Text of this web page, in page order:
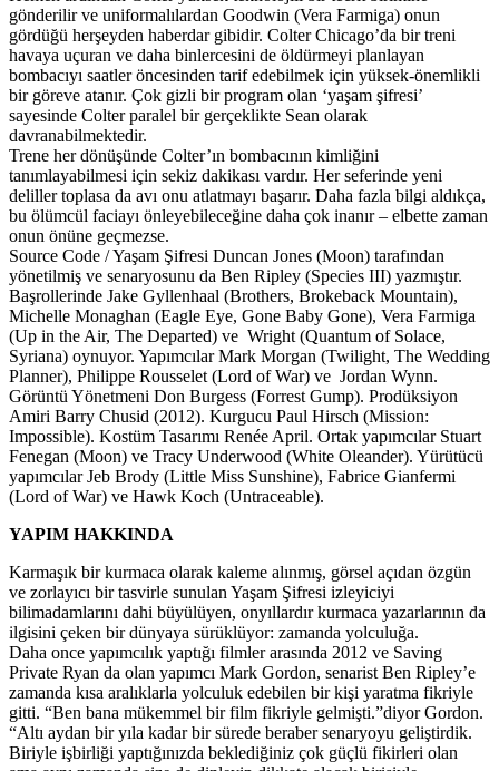
gönderilir ve uniformalılardan Goodwin (Vera Farmiga) onun
gördüğü herşeyden haberdar gibidir. Colter Chicago’da bir treni
havaya uçuran ve daha binlercesini de öldürmeyi planlayan
bombacıyı saatler öncesinden tarif edebilmek için yüksek-önemlikli
bir göreve atanır. Çok gizli bir program olan ‘yaşam şifresi’
sayesinde Colter paralel bir gerçeklikte Sean olarak
davranabilmektedir.
Trene her dönüşünde Colter’ın bombacının kimliğini
tanımlayabilmesi için sekiz dakikası vardır. Her seferinde yeni
deliller toplasa da avı onu atlatmayı başarır. Daha fazla bilgi aldıkça,
bu ölümcül faciayı önleyebileceğine daha çok inanır – elbette zaman
onun önüne geçmezse.
Source Code / Yaşam Şifresi Duncan Jones (Moon) tarafından
yönetilmiş ve senaryosunu da Ben Ripley (Species III) yazmıştır.
Başrollerinde Jake Gyllenhaal (Brothers, Brokeback Mountain),
Michelle Monaghan (Eagle Eye, Gone Baby Gone), Vera Farmiga
(Up in the Air, The Departed) ve Wright (Quantum of Solace,
Syriana) oynuyor. Yapımcılar Mark Morgan (Twilight, The Wedding
Planner), Philippe Rousselet (Lord of War) ve Jordan Wynn.
Görüntü Yönetmeni Don Burgess (Forrest Gump). Prodüksiyon
Amiri Barry Chusid (2012). Kurgucu Paul Hirsch (Mission:
Impossible). Kostüm Tasarımı Renée April. Ortak yapımcılar Stuart
Fenegan (Moon) ve Tracy Underwood (White Oleander). Yürütücü
yapımcılar Jeb Brody (Little Miss Sunshine), Fabrice Gianfermi
(Lord of War) ve Hawk Koch (Untraceable).
YAPIM HAKKINDA
Karmaşık bir kurmaca olarak kaleme alınmış, görsel açıdan özgün
ve zorlayıcı bir tasvirle sunulan Yaşam Şifresi izleyiciyi
bilimadamlarını dahi büyülüyen, onyıllardır kurmaca yazarlarının da
ilgisini çeken bir dünyaya sürüklüyor: zamanda yolculuğa.
Daha once yapımcılık yaptığı filmler arasında 2012 ve Saving
Private Ryan da olan yapımcı Mark Gordon, senarist Ben Ripley’e
zamanda kısa aralıklarla yolculuk edebilen bir kişi yaratma fikriyle
gitti. “Ben bana mükemmel bir film fikriyle gelmişti.”diyor Gordon.
“Altı aydan bir yıla kadar bir sürede beraber senaryoyu geliştirdik.
Biriyle işbirliği yaptığınızda beklediğiniz çok güçlü fikirleri olan